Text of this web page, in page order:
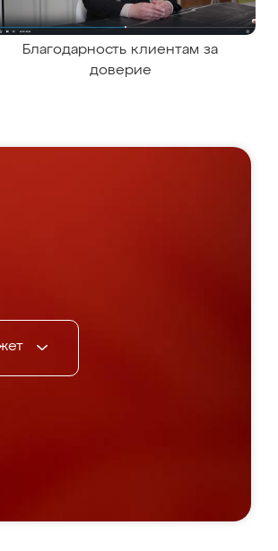
Благодарность клиентам за
доверие